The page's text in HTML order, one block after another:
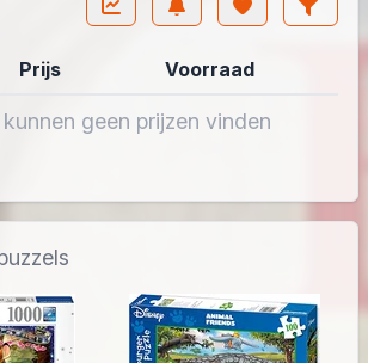
Prijs Voorraad
kunnen geen prijzen vinden